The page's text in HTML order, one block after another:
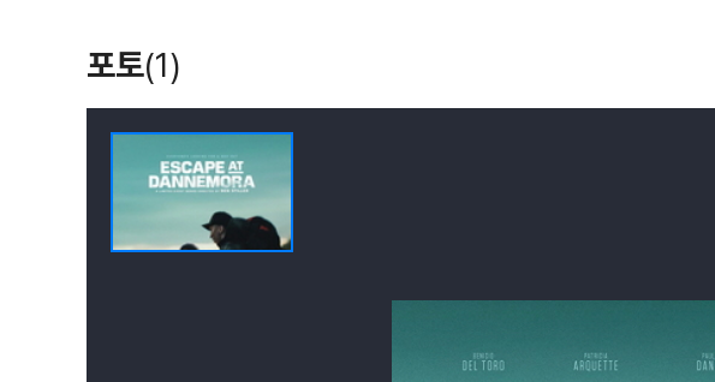
포토(1)